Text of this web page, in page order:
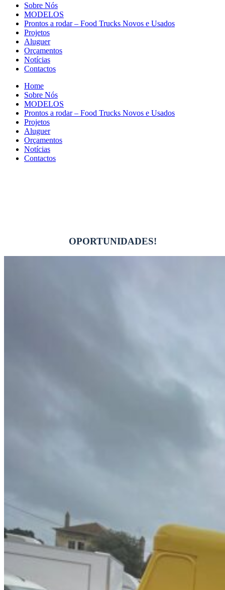
Sobre Nós
MODELOS
Prontos a rodar – Food Trucks Novos e Usados
Projetos
Aluguer
Orçamentos
Notícias
Contactos
Home
Sobre Nós
MODELOS
Prontos a rodar – Food Trucks Novos e Usados
Projetos
Aluguer
Orçamentos
Notícias
Contactos
OPORTUNIDADES!